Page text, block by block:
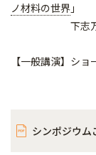
ノ材料の世界 」
下志万 貴
【一般講演】シ
シンポジウム